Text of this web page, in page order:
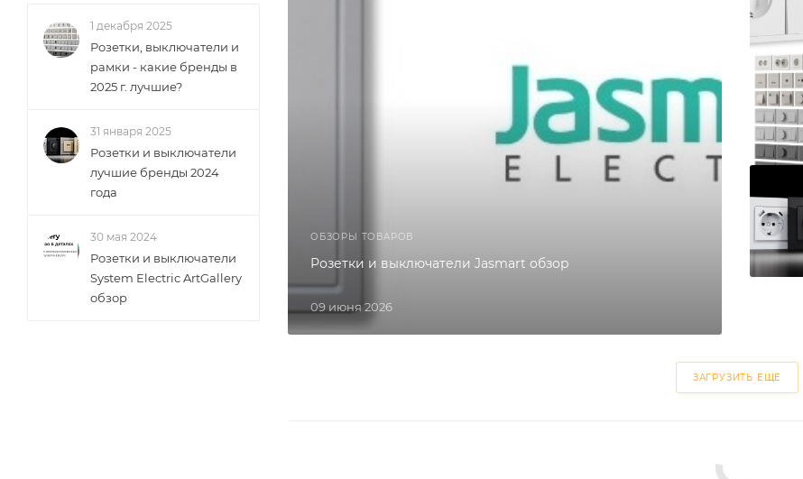
ОБЗОРЫ ТОВАРОВ
09 июня 2026
Розетки и выключатели Jasmart обзор
ЗАГРУЗИТЬ ЕЩЕ
1 декабря 2025
Розетки, выключатели и
рамки - какие бренды в
2025 г. лучшие?
31 января 2025
Розетки и выключатели
лучшие бренды 2024
года
30 мая 2024
Розетки и выключатели
System Electric ArtGallery
обзор